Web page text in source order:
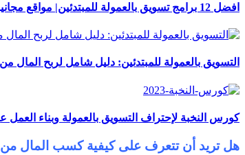
افضل 12 برامج تسويق بالعمولة للمبتدئين| مواقع مجانية بالكامل
التسويق بالعمولة للمبتدئين: دليل شامل لربح المال من
كورس النخبة لإحتراف التسويق بالعمولة وبناء العمل عبر
هل تريد أن تتعرف على كيفية كسب المال من